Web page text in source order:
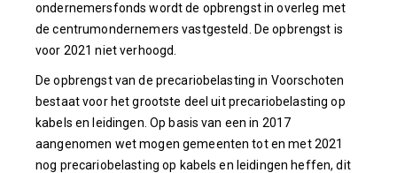
ondernemersfonds wordt de opbrengst in overleg met
de centrumondernemers vastgesteld. De opbrengst is
voor 2021 niet verhoogd.
De opbrengst van de precariobelasting in Voorschoten
bestaat voor het grootste deel uit precariobelasting op
kabels en leidingen. Op basis van een in 2017
aangenomen wet mogen gemeenten tot en met 2021
nog precariobelasting op kabels en leidingen heffen, dit